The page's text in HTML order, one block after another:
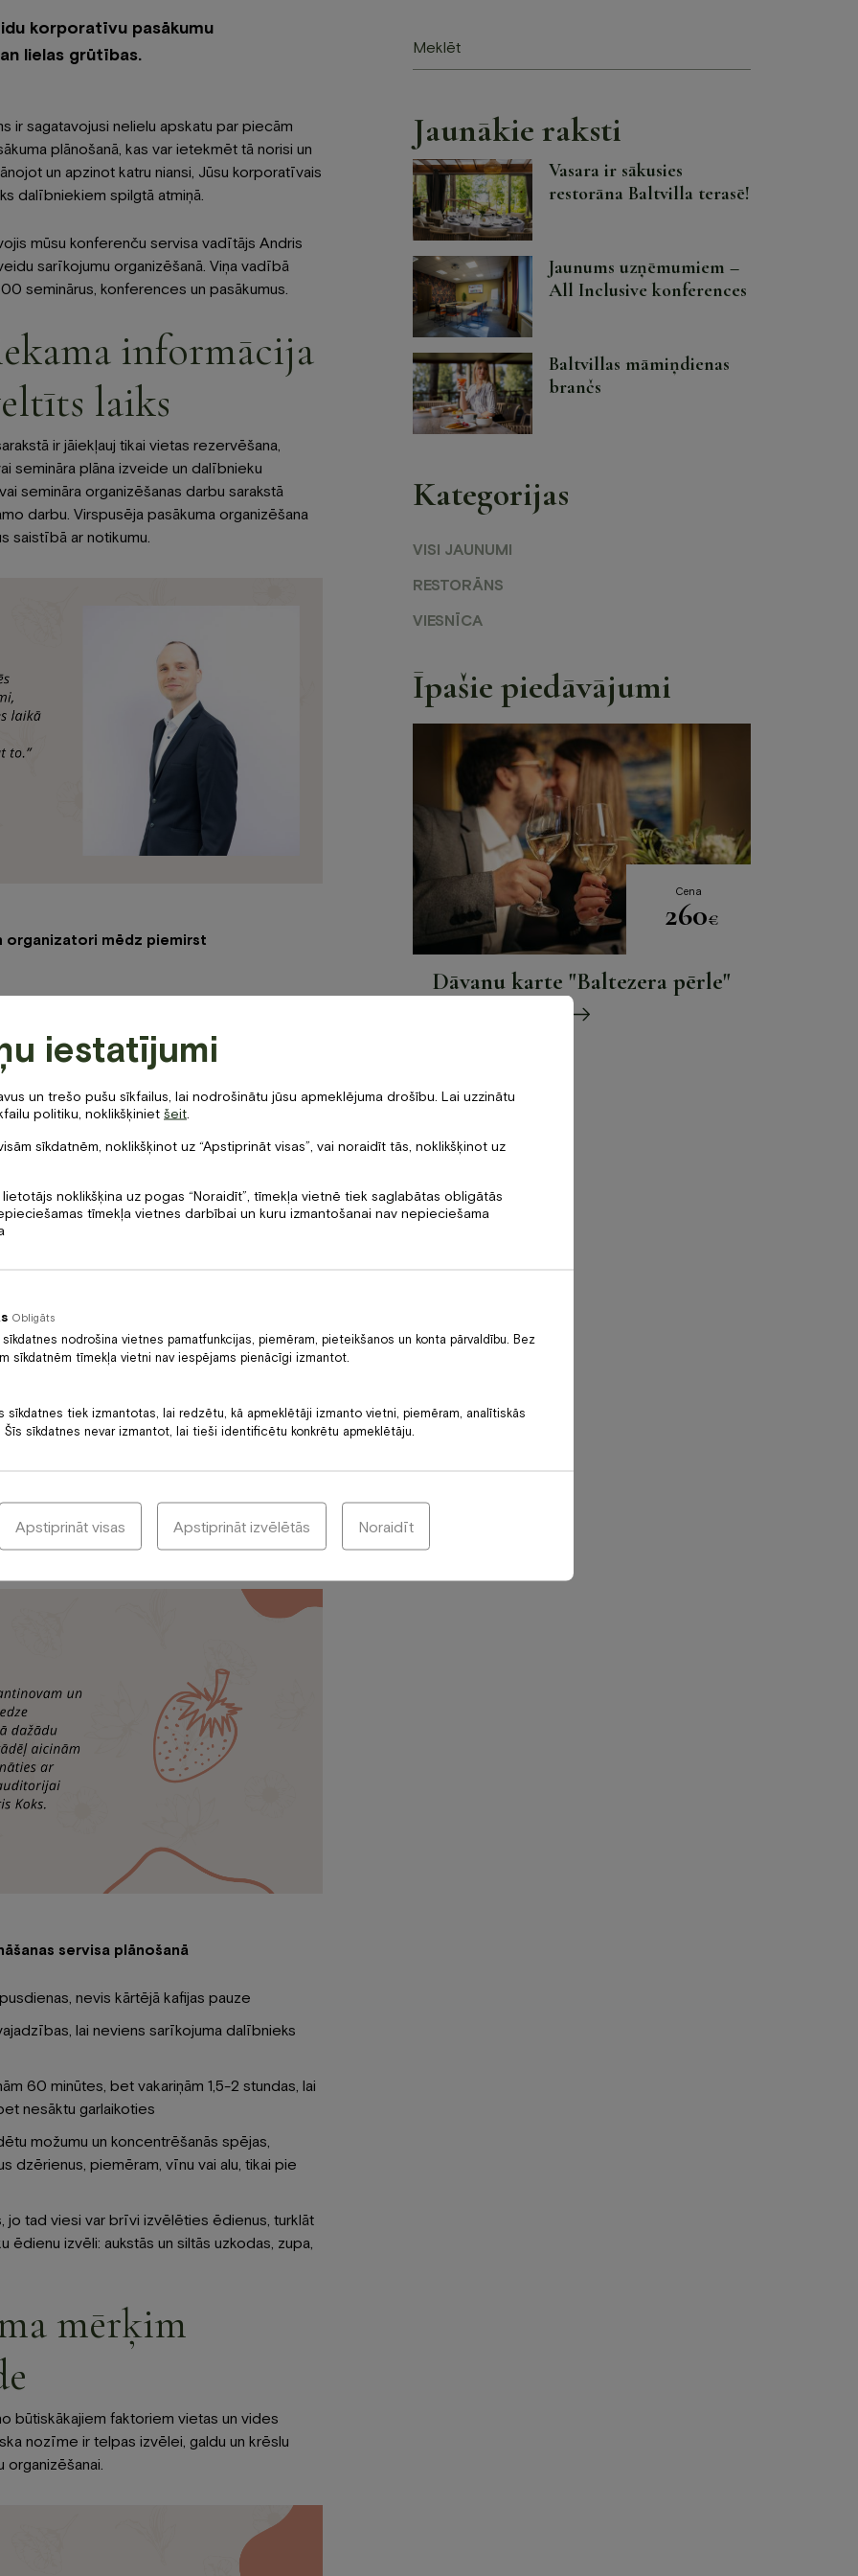
korporatīvu pasākumu
lielas grūtības.
ir sagatavojusi nelielu apskatu par piecām
plānošanā, kas var ietekmēt tā norisi un
un apzinot katru niansi, Jūsu korporatīvais
dalībniekiem spilgtā atmiņā.
mūsu konferenču servisa vadītājs Andris
sarīkojumu organizēšanā. Viņa vadībā
seminārus, konferences un pasākumus.
informācija
laiks
ir jāiekļauj tikai vietas rezervēšana,
semināra plāna izveide un dalībnieku
semināra organizēšanas darbu sarakstā
darbu. Virspusēja pasākuma organizēšana
saistībā ar notikumu.
organizatori mēdz piemirst
koordinators
pārāk retas kafijas pauzes var negatīvi
ar pilnvērtīgu informāciju un dienas plānu
uz ēdināšanu (vai kādam viesim ir
u. c.)
pasākuma
nevis kārtējā kafijas pauze
un galdu/krēslu izvietojums tajā
atvēlētais budžets
sarīkojumam
un semināru organizēšanā.
sarīkojuma dalībniekos aizkaitinājumu vai
un nogurumu (nepiemērotu maltīšu
servisa plānošanā
nevis kārtējā kafijas pauze
lai neviens sarīkojuma dalībnieks
60 minūtes, bet vakariņām 1,5-2 stundas, lai
nesāktu garlaikoties
možumu un koncentrēšanās spējas,
dzērienus, piemēram, vīnu vai alu, tikai pie
tad viesi var brīvi izvēlēties ēdienus, turklāt
izvēli: aukstās un siltās uzkodas, zupa,
mērķim
būtiskākajiem faktoriem vietas un vides
nozīme ir telpas izvēlei, galdu un krēslu
organizēšanai.
Jaunākie raksti
Vasara ir sākusies
restorāna Baltvilla terasē!
Jaunums uzņēmumiem –
All Inclusive konferences
Baltvillas māmiņdienas
brančs
Kategorijas
VISI JAUNUMI
RESTORĀNS
VIESNĪCA
Īpašie piedāvājumi
Cena
260€
Dāvanu karte "Baltezera pērle"
iestatījumi
un trešo pušu sīkfailus, lai nodrošinātu jūsu apmeklējuma drošību. Lai uzzinātu
politiku, noklikšķiniet šeit
sīkdatnēm, noklikšķinot uz “Apstiprināt visas”, vai noraidīt tās, noklikšķinot uz
noklikšķina uz pogas “Noraidīt”, tīmekļa vietnē tiek saglabātas obligātās
tīmekļa vietnes darbībai un kuru izmantošanai nav nepieciešama
Obligāts
nodrošina vietnes pamatfunkcijas, piemēram, pieteikšanos un konta pārvaldību. Bez
sīkdatnēm tīmekļa vietni nav iespējams pienācīgi izmantot.
sīkdatnes tiek izmantotas, lai redzētu, kā apmeklētāji izmanto vietni, piemēram, analītiskās
Šīs sīkdatnes nevar izmantot, lai tieši identificētu konkrētu apmeklētāju.
Noraidīt
Apstiprināt izvēlētās
Apstiprināt visas